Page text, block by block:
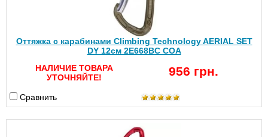
Оттяжка с карабинами Climbing Technology AERIAL SET
DY 12см 2E668BC COA
НАЛИЧИЕ ТОВАРА
УТОЧНЯЙТЕ!
956 грн.
Сравнить